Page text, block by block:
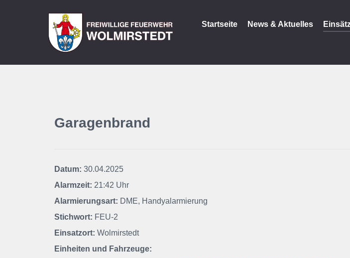
Startseite News & Aktuelles
Garagenbrand
Datum: 30.04.2025
Alarmzeit: 21:42 Uhr
Alarmierungsart: DME, Handyalarmierung
Stichwort: FEU-2
Einsatzort: Wolmirstedt
Einheiten und Fahrzeuge: